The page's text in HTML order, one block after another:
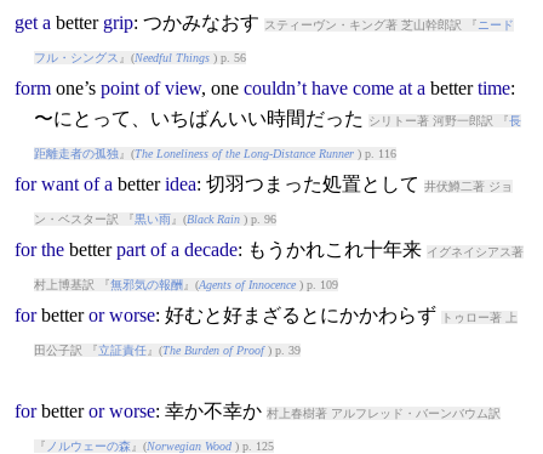
get a better grip: つかみなおす スティーヴン・キング著 芝山幹郎訳 『 ニード
フル・シングス 』(Needful Things) p. 56
formone’s point of view, one couldn’t have come at a better time:
〜にとって、いちばんいい時間だった
シリトー著 河野一郎訳 『長
距離走者の孤独 』(The Loneliness of the Long-Distance Runner) p. 116
for want of a better idea: 切羽つまった処置として 井伏鱒二著 ジョ
ン・ベスター訳 『黒い雨』(Black Rain) p. 96
for the better part of a decade: もうかれこれ十年来 イグネイシアス著
村上博基訳 『無邪気の報酬 』(Agents of Innocence) p. 109
for better or worse: 好むと好まざるとにかかわらず トゥロー著 上
田公子訳 『立証責任』(The Burden of Proof) p. 39
for better or worse: 幸か不幸か 村上春樹著 アルフレッド・バーンバウム訳
『 ノルウェーの森 』(Norwegian Wood) p. 125